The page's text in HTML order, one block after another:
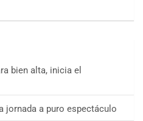
bien alta, inicia el
jornada a puro espectáculo